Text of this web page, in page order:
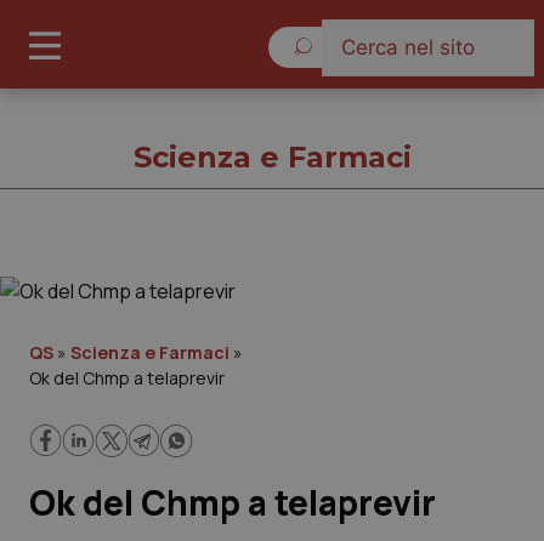
Cronache
Scienza e Farmaci
QS » Scienza e Farmaci »
Ok del Chmp a telaprevir
Ok del Chmp a telaprevir